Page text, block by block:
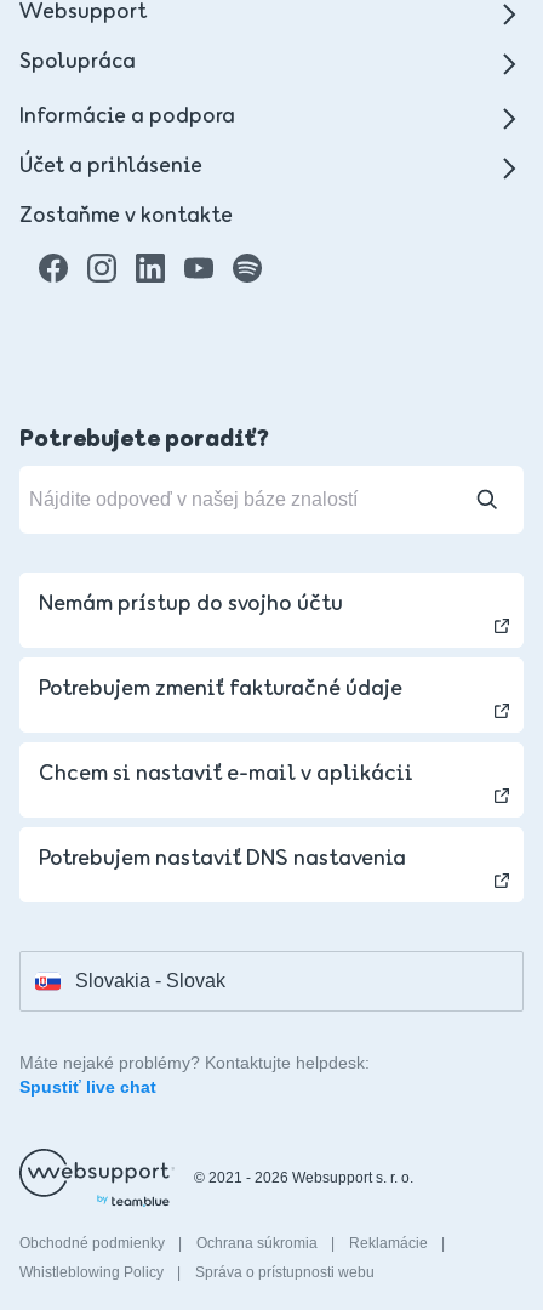
Websupport
Spolupráca
Informácie a podpora
Účet a prihlásenie
Zostaňme v kontakte
Potrebujete poradiť?
Nemám prístup do svojho účtu
Potrebujem zmeniť fakturačné údaje
Chcem si nastaviť e-mail v aplikácii
Potrebujem nastaviť DNS nastavenia
Slovakia - Slovak
Máte nejaké problémy? Kontaktujte helpdesk:
Spustiť live chat
© 2021 - 2026 Websupport s. r. o.
Obchodné podmienky Ochrana súkromia Reklamácie
Whistleblowing Policy
Správa o prístupnosti webu